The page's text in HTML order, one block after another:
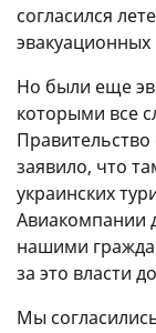
согласился
Но были еще
которыми все
заявило, что
украинских
Авиакомпании
нашими
за это власти
Мы